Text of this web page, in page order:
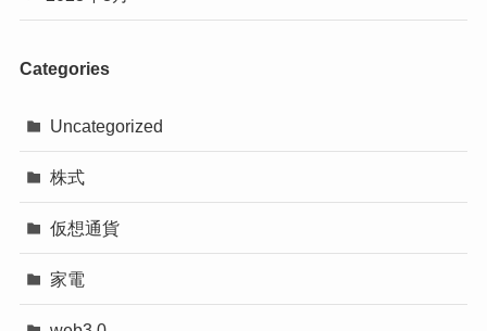
Categories
Uncategorized
株式
仮想通貨
家電